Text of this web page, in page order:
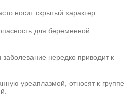
носит скрытый характер.
для беременной
нередко приводит к
уреаплазмой, относят к группе